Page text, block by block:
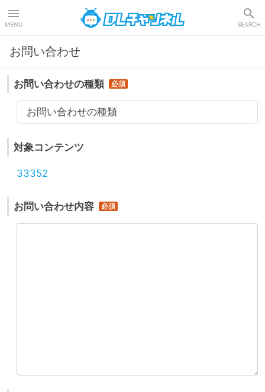
MENU SEARCH
お問い合わせ
お問い合わせの種類
お問い合わせの種類
対象コンテンツ
33352
お問い合わせ内容